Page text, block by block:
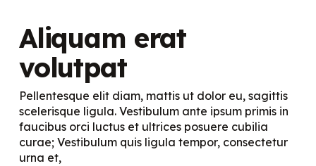
Aliquam erat
volutpat
Pellentesque elit diam, mattis ut dolor eu, sagittis
scelerisque ligula. Vestibulum ante ipsum primis in
faucibus orci luctus et ultrices posuere cubilia
curae; Vestibulum quis ligula tempor, consectetur
urna et,